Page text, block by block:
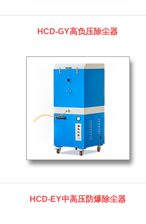
HCD-GY高负压除尘器
HCD-EY中高压防爆除尘器